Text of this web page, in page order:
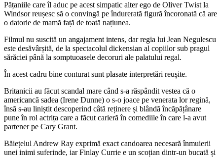
Pățaniile care îl aduc pe acest simpatic alter ego de Oliver Twist la
Windsor reușesc să o convingă pe îndurerată figură încoronată că are
o datorie de mamă față de toată națiunea.
Filmul nu suscită un angajament intens, dar regia lui Jean Negulescu
este desăvârșită, de la spectacolul dickensian al copiilor sub pragul
sărăciei până la somptuoasele decoruri ale palatului regal.
În acest cadru bine conturat sunt plasate interpretări reușite.
Britanicii au făcut scandal mare când s-a răspândit vestea că o
americancă sadea (Irene Dunne) o s-o joace pe venerata lor regină,
însă s-au liniștit descoperind câtă reținere și blândă încăpățânare
pune în rol actrița care a făcut carieră în comediile în care l-a avut
partener pe Cary Grant.
Băiețelul Andrew Ray exprimă exact candoarea necesară înmuierii
unei inimi suferinde, iar Finlay Currie e un scoțian dintr-un bucată și